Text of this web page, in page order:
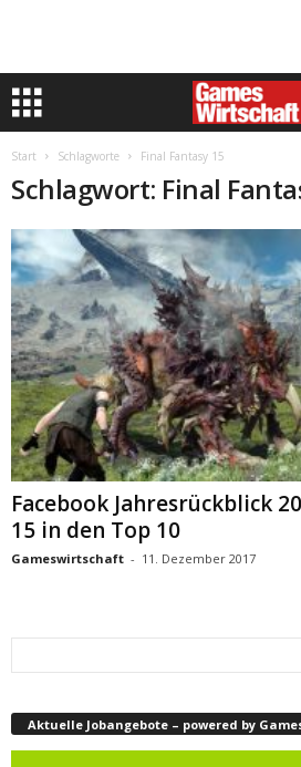
Start Schlagworte Final Fantasy 15
Schlagwort: Final
Facebook Jahresrückblick
15 in den Top 10
Gameswirtschaft - 11. Dezember 2017
Aktuelle Jobangebote – powered by